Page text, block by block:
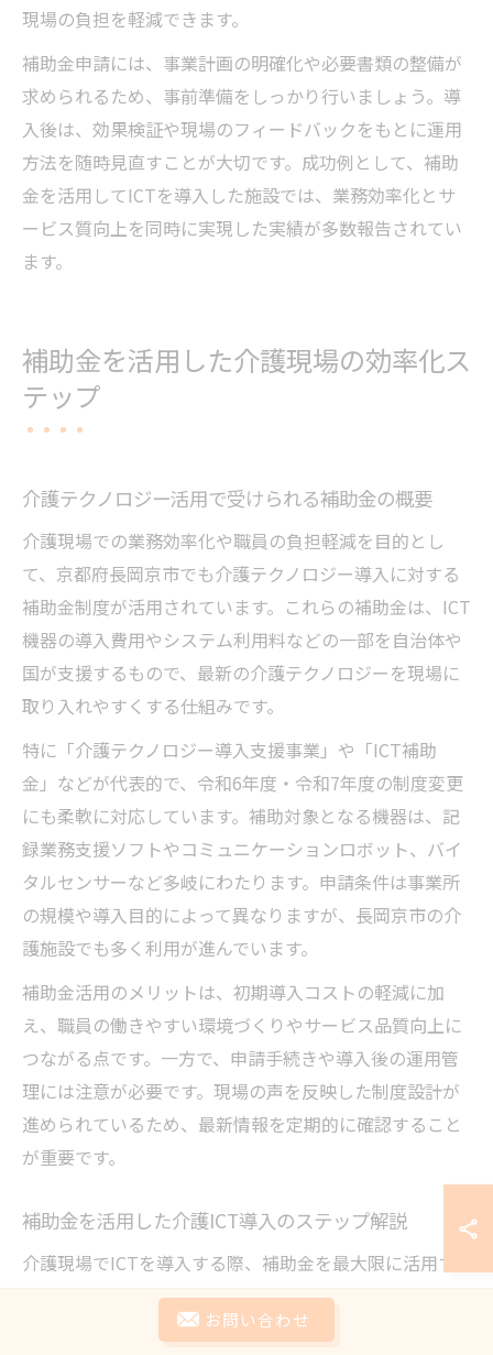
現場の負担を軽減できます。
補助金申請には、事業計画の明確化や必要書類の整備が
求められるため、事前準備をしっかり行いましょう。導
入後は、効果検証や現場のフィードバックをもとに運用
方法を随時見直すことが大切です。成功例として、補助
金を活用してICTを導入した施設では、業務効率化とサ
ービス質向上を同時に実現した実績が多数報告されてい
ます。
補助金を活用した介護現場の効率化ス
テップ
介護テクノロジー活用で受けられる補助金の概要
介護現場での業務効率化や職員の負担軽減を目的とし
て、京都府長岡京市でも介護テクノロジー導入に対する
補助金制度が活用されています。これらの補助金は、ICT
機器の導入費用やシステム利用料などの一部を自治体や
国が支援するもので、最新の介護テクノロジーを現場に
取り入れやすくする仕組みです。
特に「介護テクノロジー導入支援事業」や「ICT補助
金」などが代表的で、令和6年度・令和7年度の制度変更
にも柔軟に対応しています。補助対象となる機器は、記
録業務支援ソフトやコミュニケーションロボット、バイ
タルセンサーなど多岐にわたります。申請条件は事業所
の規模や導入目的によって異なりますが、長岡京市の介
護施設でも多く利用が進んでいます。
補助金活用のメリットは、初期導入コストの軽減に加
え、職員の働きやすい環境づくりやサービス品質向上に
つながる点です。一方で、申請手続きや導入後の運用管
理には注意が必要です。現場の声を反映した制度設計が
進められているため、最新情報を定期的に確認すること
が重要です。
補助金を活用した介護ICT導入のステップ解説
介護現場でICTを導入する際、補助金を最大限に活用す
るためには、計画的なステップが欠かせません。まず、
自施設の課題やニーズを明確にし、どの業務にICTを導
お問い合わせ